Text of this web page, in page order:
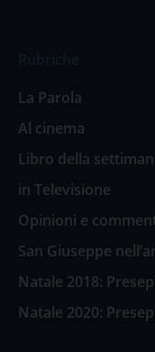
La Parola
Al cinema
Libro della
in Televisione
Opinioni e
San Giuseppe
Natale 2018:
Natale 2020: